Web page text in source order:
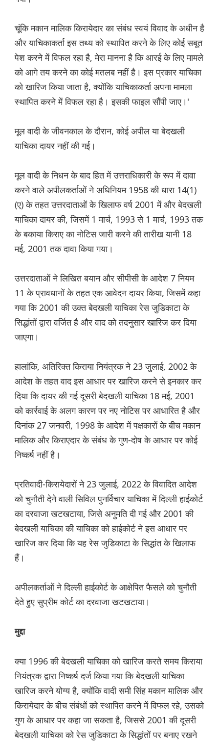
चूंकि मकान मालिक किरायेदार का संबंध स्वयं विवाद के अधीन है
और याचिकाकर्ता इस तथ्य को स्थापित करने के लिए कोई सबूत
पेश करने में विफल रहा है, मेरा मानना है कि आरई के लिए मामले
को आगे तय करने का कोई मतलब नहीं है। इस प्रकार याचिका
को खारिज किया जाता है, क्योंकि याचिकाकर्ता अपना मामला
स्थापित करने में विफल रहा है। इसकी फाइल सौंपी जाए।'
मूल वादी के जीवनकाल के दौरान, कोई अपील या बेदखली
याचिका दायर नहीं की गई।
मूल वादी के निधन के बाद हित में उत्तराधिकारी के रूप में दावा
करने वाले अपीलकर्ताओं ने अधिनियम 1958 की धारा 14(1)
(ए) के तहत उत्तरदाताओं के खिलाफ वर्ष 2001 में और बेदखली
याचिका दायर की, जिसमें 1 मार्च, 1993 से 1 मार्च, 1993 तक
के बकाया किराए का नोटिस जारी करने की तारीख यानी 18
मई, 2001 तक दावा किया गया।
उत्तरदाताओं ने लिखित बयान और सीपीसी के आदेश 7 नियम
11 के प्रावधानों के तहत एक आवेदन दायर किया, जिसमें कहा
गया कि 2001 की उक्त बेदखली याचिका रेस जुडिकाटा के
सिद्धांतों द्वारा वर्जित है और वाद को तदनुसार खारिज कर दिया
जाएगा।
हालांकि, अतिरिक्त किराया नियंत्रक ने 23 जुलाई, 2002 के
आदेश के तहत वाद इस आधार पर खारिज करने से इनकार कर
दिया कि दायर की गई दूसरी बेदखली याचिका 18 मई, 2001
को कार्रवाई के अलग कारण पर नए नोटिस पर आधारित है और
दिनांक 27 जनवरी, 1998 के आदेश में पक्षकारों के बीच मकान
मालिक और किराएदार के संबंध के गुण-दोष के आधार पर कोई
निष्कर्ष नहीं है।
प्रतिवादी-किरायेदारों ने 23 जुलाई, 2022 के विवादित आदेश
को चुनौती देने वाली सिविल पुनर्विचार याचिका में दिल्ली हाईकोर्ट
का दरवाजा खटखटाया, जिसे अनुमति दी गई और 2001 की
बेदखली याचिका की याचिका को हाईकोर्ट ने इस आधार पर
खारिज कर दिया कि यह रेस जुडिकाटा के सिद्धांत के खिलाफ
हैं।
अपीलकर्ताओं ने दिल्ली हाईकोर्ट के आक्षेपित फैसले को चुनौती
देते हुए सुप्रीम कोर्ट का दरवाजा खटखटाया।
मुद्दा
क्या 1996 की बेदखली याचिका को खारिज करते समय किराया
नियंत्रक द्वारा निष्कर्ष दर्ज किया गया कि बेदखली याचिका
खारिज करने योग्य है, क्योंकि वादी समी सिंह मकान मालिक और
किरायेदार के बीच संबंधों को स्थापित करने में विफल रहे, उसको
गुण के आधार पर कहा जा सकता है, जिससे 2001 की दूसरी
बेदखली याचिका को रेस जुडिकाटा के सिद्धांतों पर बनाए रखने